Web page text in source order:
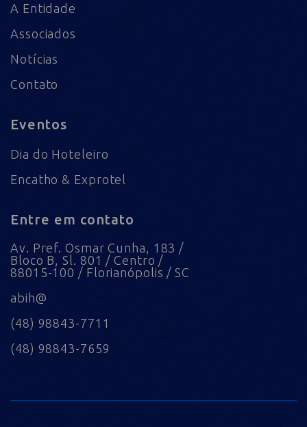
A Entidade
Associados
Notícias
Contato
Eventos
Dia do Hoteleiro
Encatho & Exprotel
Entre em contato
Av. Pref. Osmar Cunha, 183 /
Bloco B, Sl. 801 / Centro /
88015-100 / Florianópolis / SC
abih@
(48) 98843-7711
(48) 98843-7659